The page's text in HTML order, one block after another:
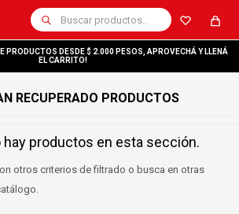
PRODUCTOS DESDE $ 2.000 PESOS, APROVECHÁ Y LLENÁ
EL CARRITO!
RECUPERADO PRODUCTOS
hay productos en esta sección.
otros criterios de filtrado o busca en otras